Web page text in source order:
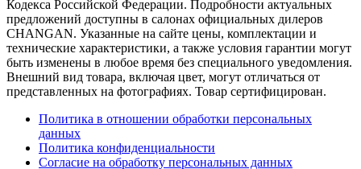
Кодекса Российской Федерации. Подробности актуальных
предложений доступны в салонах официальных дилеров
CHANGAN. Указанные на сайте цены, комплектации и
технические характеристики, а также условия гарантии могут
быть изменены в любое время без специального уведомления.
Внешний вид товара, включая цвет, могут отличаться от
представленных на фотографиях. Товар сертифицирован.
Политика в отношении обработки персональных
данных
Политика конфиденциальности
Согласие на обработку персональных данных